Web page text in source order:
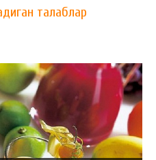
талаблар